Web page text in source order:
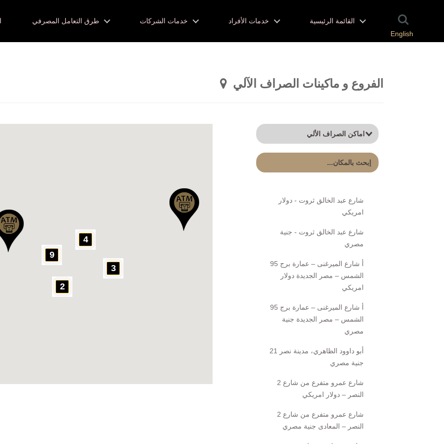
طرق التعامل المصرفي خدمات الشركات خدمات الأفراد القائمة الرئيسية
English
الفروع و ماكينات الصراف الآلي
شارع عبد الخالق ثروت - دولار
امريكي
شارع عبد الخالق ثروت - جنية
مصري
95 أ شارع الميرغنى – عمارة برج
الشمس – مصر الجديدة دولار
امريكي
95 أ شارع الميرغنى – عمارة برج
الشمس – مصر الجديدة جنية
مصري
21 أبو داوود الظاهري، مدينة نصر
جنية مصري
2 شارع عمرو متفرع من شارع
النصر – دولار امريكي
2 شارع عمرو متفرع من شارع
النصر – المعادى جنية مصري
9
4
2
3